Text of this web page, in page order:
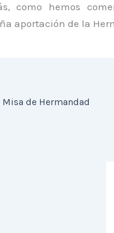
como hemos
aportación de la
Misa de Hermandad